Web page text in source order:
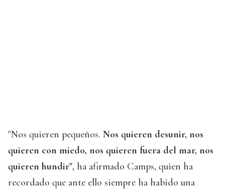
"Nos quieren pequeños. Nos quieren desunir, nos
quieren con miedo, nos quieren fuera del mar, nos
quieren hundir", ha afirmado Camps, quien ha
recordado que ante ello siempre ha habido una